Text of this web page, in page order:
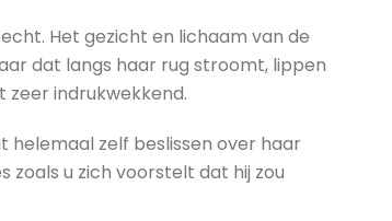
Het gezicht en lichaam van de
dat langs haar rug stroomt, lippen
indrukwekkend.
helemaal zelf beslissen over haar
u zich voorstelt dat hij zou